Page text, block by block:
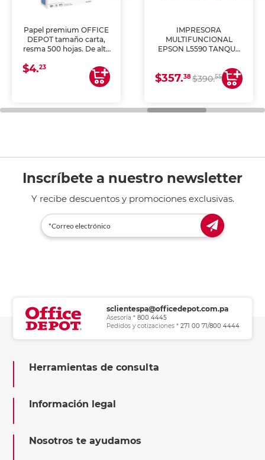
Papel premium OFFICE
DEPOT tamaño carta,
resma 500 hojas. De alta
uniforme, ideal para
impresoras de inyección
de tinta y láser,
general de oficina.
$4.23
IMPRESORA
MULTIFUNCIONAL
EPSON L5590 TANQUE
COPIA Y ESCANEA)
$357.38$390.55
Inscríbete a nuestro newsletter
Y recibe descuentos y promociones exclusivas.
sclientespa@officedepot.com.pa
Asesoría * 800 4445
Pedidos y cotizaciones * 271 00 71/800 4444
Herramientas de consulta
Información legal
Nosotros te ayudamos